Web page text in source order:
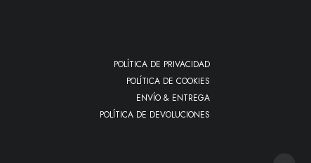
POLÍTICA DE PRIVACIDAD
POLÍTICA DE COOKIES
ENVÍO & ENTREGA
POLÍTICA DE DEVOLUCIONES